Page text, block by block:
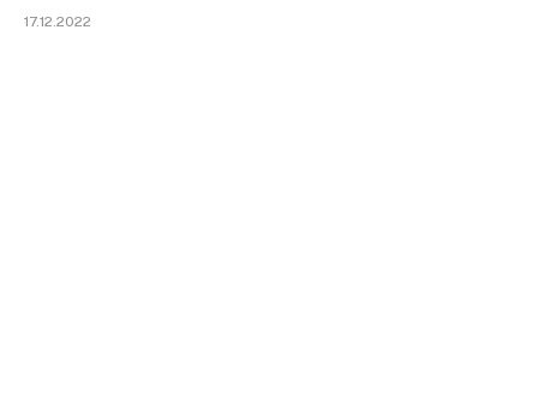
17.12.2022